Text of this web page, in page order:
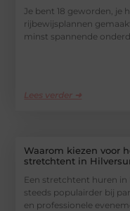
Je bent 18 geworden, je
rijbewijsplannen
minst spannende
Lees verder ➜
Waarom kiezen voor
stretchtent in
Een stretchtent huren
steeds populairder bij
en professionele